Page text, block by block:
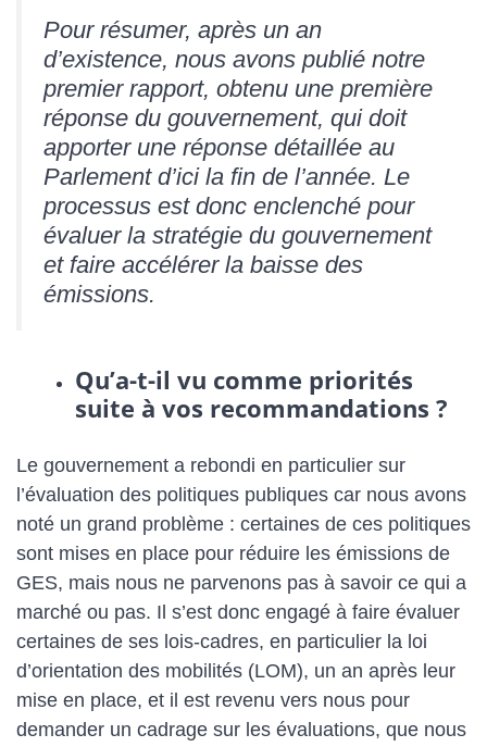
Pour résumer, après un an
d’existence, nous avons publié notre
premier rapport, obtenu une première
réponse du gouvernement, qui doit
apporter une réponse détaillée au
Parlement d’ici la fin de l’année. Le
processus est donc enclenché pour
évaluer la stratégie du gouvernement
et faire accélérer la baisse des
émissions.
Qu’a-t-il vu comme priorités
suite à vos recommandations ?
Le gouvernement a rebondi en particulier sur
l’évaluation des politiques publiques car nous avons
noté un grand problème : certaines de ces politiques
sont mises en place pour réduire les émissions de
GES, mais nous ne parvenons pas à savoir ce qui a
marché ou pas. Il s’est donc engagé à faire évaluer
certaines de ses lois-cadres, en particulier la loi
d’orientation des mobilités (LOM), un an après leur
mise en place, et il est revenu vers nous pour
demander un cadrage sur les évaluations, que nous